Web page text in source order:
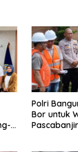
Polri
Bor untuk